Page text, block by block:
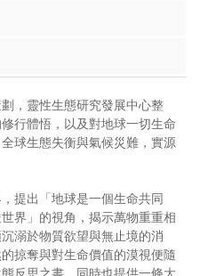
，靈性生態研究發展中心整
行體悟，以及對地球一切生命
球生態失衡與氣候災難，實源
提出「地球是一個生命共同
界」的視角，揭示萬物重重相
溺於物質欲望與無止境的消
掠奪與對生命價值的漠視便隨